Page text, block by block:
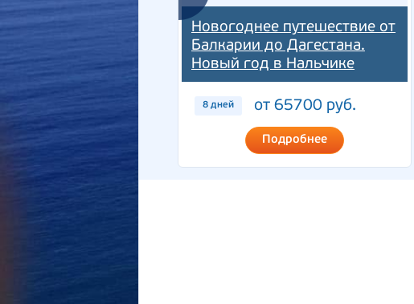
Новогоднее путешествие от
Балкарии до Дагестана.
Новый год в Нальчике
8 дней от 65700 руб.
Подробнее